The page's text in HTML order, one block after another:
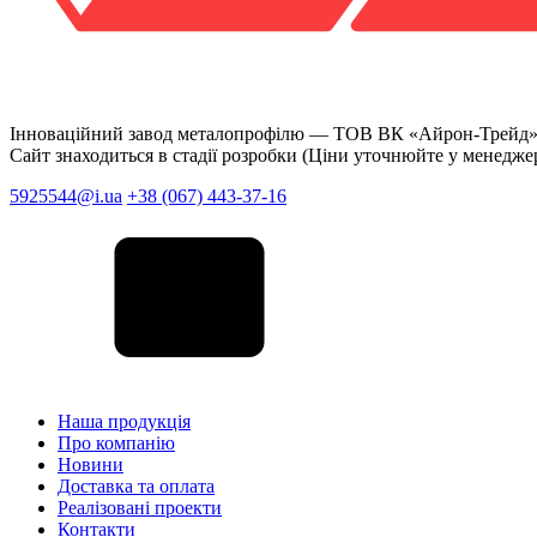
Інноваційний завод металопрофілю — ТОВ ВК «Айрон-Трейд»
Сайт знаходиться в стадії розробки (Ціни уточнюйте у
5925544@i.ua +38 (067) 443-37-16
Наша продукція
Про компанію
Новини
Доставка та оплата
Реалізовані проекти
Контакти